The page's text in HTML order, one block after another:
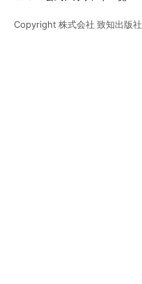
Copyright 株式会社 致知出版社